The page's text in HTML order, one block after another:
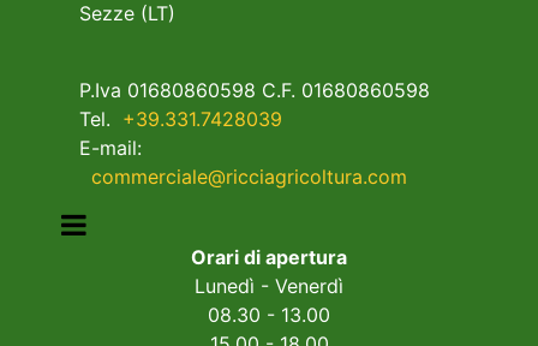
Sezze (LT)
P.Iva 01680860598 C.F. 01680860598
Tel. +39.331.7428039
E-mail:
commerciale@ricciagricoltura.com
Open menu
Orari di apertura
Lunedì - Venerdì
08.30 - 13.00